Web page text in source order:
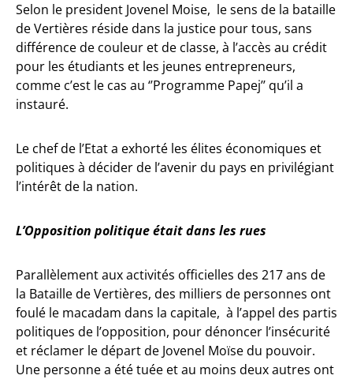
Selon le president Jovenel Moise, le sens de la bataille
de Vertières réside dans la justice pour tous, sans
différence de couleur et de classe, à l’accès au crédit
pour les étudiants et les jeunes entrepreneurs,
comme c’est le cas au ‘’Programme Papej’’ qu’il a
instauré.
Le chef de l’Etat a exhorté les élites économiques et
politiques à décider de l’avenir du pays en privilégiant
l’intérêt de la nation.
L’Opposition politique était dans les rues
Parallèlement aux activités officielles des 217 ans de
la Bataille de Vertières, des milliers de personnes ont
foulé le macadam dans la capitale, à l’appel des partis
politiques de l’opposition, pour dénoncer l’insécurité
et réclamer le départ de Jovenel Moïse du pouvoir.
Une personne a été tuée et au moins deux autres ont